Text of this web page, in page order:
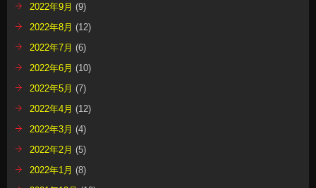
2022年9月 (9)
2022年8月 (12)
2022年7月 (6)
2022年6月 (10)
2022年5月 (7)
2022年4月 (12)
2022年3月 (4)
2022年2月 (5)
2022年1月 (8)